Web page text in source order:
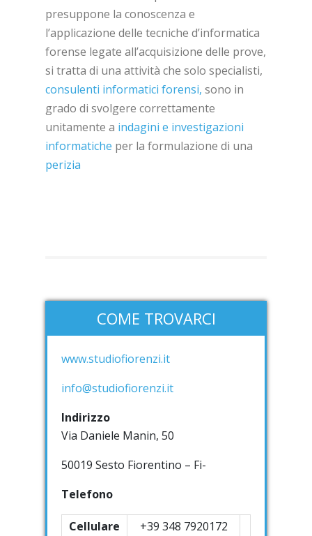
presuppone la conoscenza e
l’applicazione delle tecniche d’informatica
forense legate all’acquisizione delle prove,
si tratta di una attività che solo specialisti,
consulenti informatici forensi, sono in
grado di svolgere correttamente
unitamente a indagini e investigazioni
informatiche per la formulazione di una
perizia
COME TROVARCI
www.studiofiorenzi.it
info@studiofiorenzi.it
Indirizzo
Via Daniele Manin, 50
50019 Sesto Fiorentino – Fi-
Telefono
Cellulare +39 348 7920172